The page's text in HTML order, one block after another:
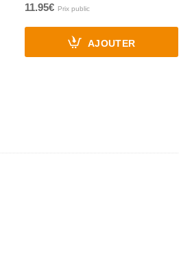
11.95€
AJOUTER